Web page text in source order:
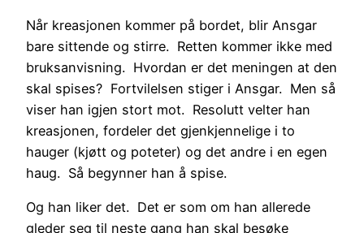
Når kreasjonen kommer på bordet, blir Ansgar
bare sittende og stirre. Retten kommer ikke med
bruksanvisning. Hvordan er det meningen at den
skal spises? Fortvilelsen stiger i Ansgar. Men så
viser han igjen stort mot. Resolutt velter han
kreasjonen, fordeler det gjenkjennelige i to
hauger (kjøtt og poteter) og det andre i en egen
haug. Så begynner han å spise.
Og han liker det. Det er som om han allerede
gleder seg til neste gang han skal besøke